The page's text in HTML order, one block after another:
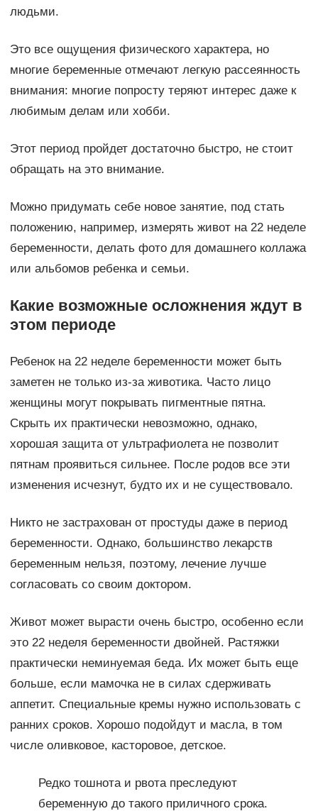
людьми.
Это все ощущения физического характера, но
многие беременные отмечают легкую рассеянность
внимания: многие попросту теряют интерес даже к
любимым делам или хобби.
Этот период пройдет достаточно быстро, не стоит
обращать на это внимание.
Можно придумать себе новое занятие, под стать
положению, например, измерять живот на 22 неделе
беременности, делать фото для домашнего коллажа
или альбомов ребенка и семьи.
Какие возможные осложнения ждут в
этом периоде
Ребенок на 22 неделе беременности может быть
заметен не только из-за животика. Часто лицо
женщины могут покрывать пигментные пятна.
Скрыть их практически невозможно, однако,
хорошая защита от ультрафиолета не позволит
пятнам проявиться сильнее. После родов все эти
изменения исчезнут, будто их и не существовало.
Никто не застрахован от простуды даже в период
беременности. Однако, большинство лекарств
беременным нельзя, поэтому, лечение лучше
согласовать со своим доктором.
Живот может вырасти очень быстро, особенно если
это 22 неделя беременности двойней. Растяжки
практически неминуемая беда. Их может быть еще
больше, если мамочка не в силах сдерживать
аппетит. Специальные кремы нужно использовать с
ранних сроков. Хорошо подойдут и масла, в том
числе оливковое, касторовое, детское.
Редко тошнота и рвота преследуют
беременную до такого приличного срока.